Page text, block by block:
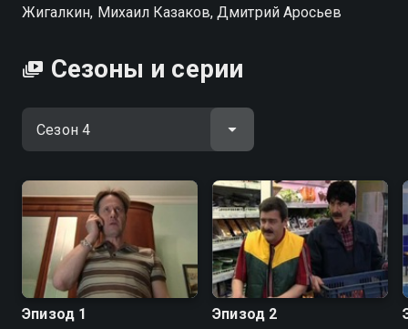
Жигалкин, Михаил Казаков, Дмитрий Аросьев
Сезоны и серии
Эпизод 1 Эпизод 2